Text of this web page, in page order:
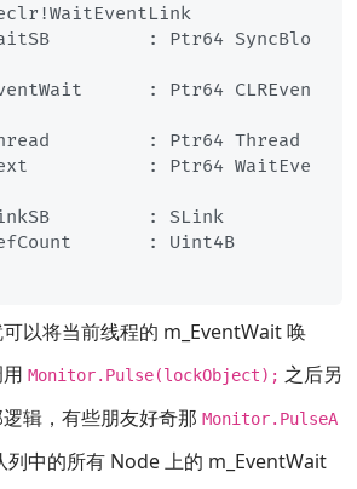
: Ptr64 SyncBlo
: Ptr64 CLREven
: Ptr64 Thread
: Ptr64 WaitEve
: SLink
: Uint4B
以将当前线程的 m_EventWait 唤
Monitor.Pulse(lockObject); 之后另
辑，有些朋友好奇那 Monitor.PulseA
列中的所有 Node 上的 m_EventWait